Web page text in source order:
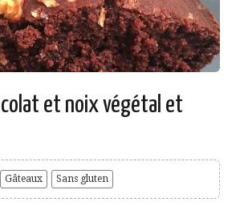
et noix végétal et
Gâteaux Sans gluten